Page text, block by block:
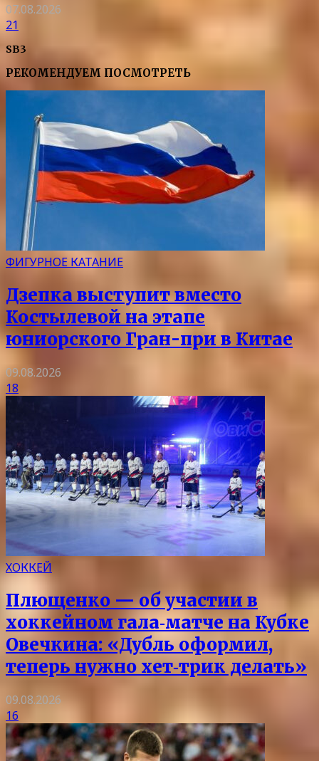
07.08.2026
21
SB3
РЕКОМЕНДУЕМ ПОСМОТРЕТЬ
ФИГУРНОЕ КАТАНИЕ
Дзепка выступит вместо
Костылевой на этапе
юниорского Гран-при в Китае
09.08.2026
18
ХОККЕЙ
Плющенко — об участии в
хоккейном гала‑матче на Кубке
Овечкина: «Дубль оформил,
теперь нужно хет‑трик делать»
09.08.2026
16